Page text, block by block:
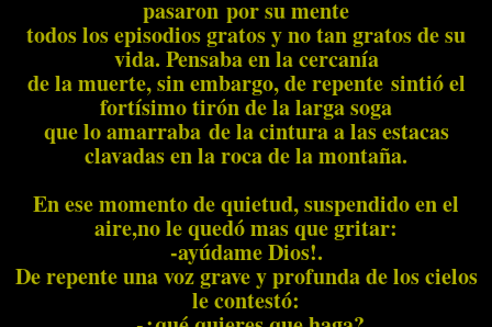
pasaron por su mente
todos los episodios gratos y no tan gratos de su
vida. Pensaba en la cercanía
de la muerte, sin embargo, de repente sintió el
fortísimo tirón de la larga soga
que lo amarraba de la cintura a las estacas
clavadas en la roca de la montaña.
En ese momento de quietud, suspendido en el
aire,no le quedó mas que gritar:
-ayúdame Dios!.
De repente una voz grave y profunda de los cielos
le contestó: